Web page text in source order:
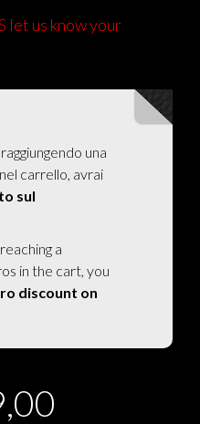
let us know your
una
carrello, avrai
sul
a
in the cart, you
discount on